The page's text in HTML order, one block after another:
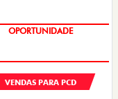
OPORTUNIDADE
VENDAS PARA PCD